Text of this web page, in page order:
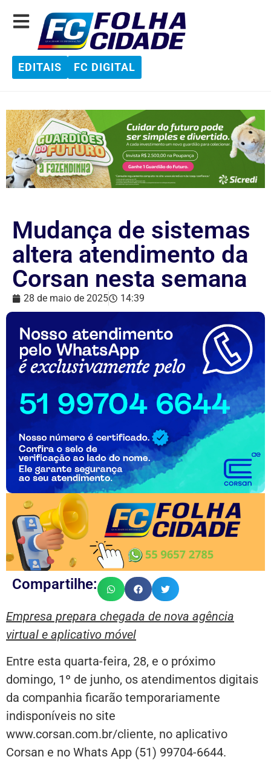
EDITAIS FC DIGITAL
Mudança de sistemas
altera atendimento da
Corsan nesta semana
28 de maio de 2025 14:39
Compartilhe:
Empresa prepara chegada de nova agência
virtual e aplicativo móvel
Entre esta quarta-feira, 28, e o próximo
domingo, 1º de junho, os atendimentos digitais
da companhia ficarão temporariamente
indisponíveis no site
www.corsan.com.br/cliente, no aplicativo
Corsan e no Whats App (51) 99704-6644.